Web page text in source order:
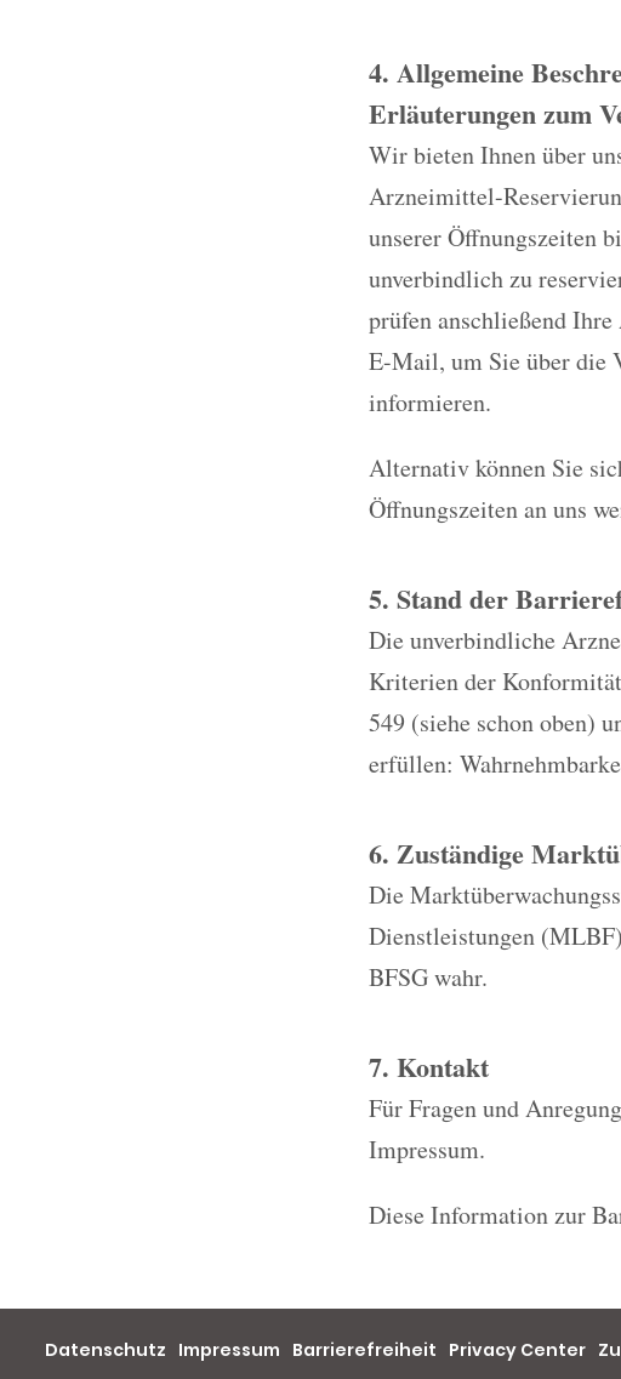
4. Allgemeine
Erläuterungen zum
Wir bieten Ihnen über
Arzneimittel-
unserer Öffnungszeiten
unverbindlich zu
prüfen anschließend
E-Mail, um Sie über die
informieren.
Alternativ können Sie
Öffnungszeiten an uns
5. Stand der
Die unverbindliche
Kriterien der
549 (siehe schon oben)
erfüllen:
6. Zuständige
Die
Dienstleistungen
BFSG wahr.
7. Kontakt
Für Fragen und
Impressum.
Diese Information zur
Datenschutz Impressum Barrierefreiheit Privacy Center